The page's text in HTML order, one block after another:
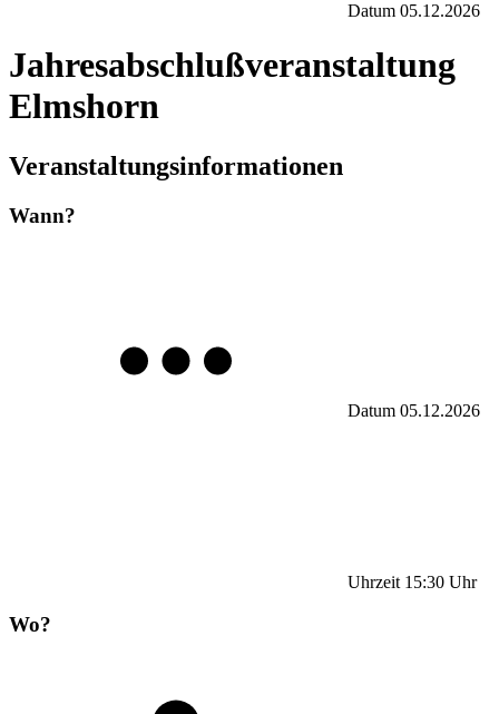
Datum 05.12.2026
Jahresabschlußveranstaltung
Elmshorn
Veranstaltungsinformationen
Wann?
Datum 05.12.2026
Uhrzeit 15:30 Uhr
Wo?